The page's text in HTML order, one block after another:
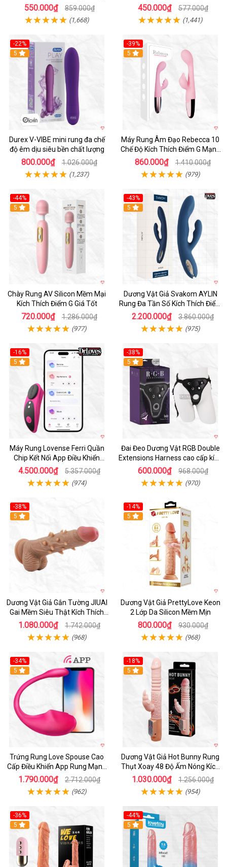
550.000₫ 859.000₫
(1,668)
thích mạnh
450.000₫ 577.000₫
(1,441)
-22%
Hot
5
Durex V-VIBE mini rung đa chế
độ êm dịu siêu bền chất lượng
800.000₫ 1.026.000₫
(1,237)
-39%
Hot
5
Máy Rung Âm Đạo Rebecca 10
Chế Độ Kích Thích Điểm G Mạnh
Mẽ
860.000₫ 1.410.000₫
(979)
-44%
Hot
5
Chày Rung AV Silicon Mềm Mại
Kích Thích Điểm G Giá Tốt
720.000₫ 1.286.000₫
(977)
-43%
Hot
5
Dương Vật Giả Svakom AYLIN
Rung Đa Tần Số Kích Thích Điểm
G
2.200.000₫ 3.860.000₫
(975)
-16%
Hot
5
Máy Rung Lovense Ferri Quần
Chip Kết Nối App Điều Khiển
Thông Minh
4.500.000₫ 5.357.000₫
(974)
-38%
Hot
5
Đai Đeo Dương Vật RGB Double
Extensions Harness cao cấp kích
thích
600.000₫ 968.000₫
(970)
-38%
5
Dương Vật Giả Gắn Tường JIUAI
Gai Mềm Siêu Thật Kích Thích
Cực Đỉnh
1.080.000₫ 1.742.000₫
(968)
-14%
5
Dương Vật Giả PrettyLove Keon
2 Lớp Da Silicon Mềm Mịn
800.000₫ 930.000₫
(968)
-34%
5
Trứng Rung Love Spouse Cao
Cấp Điều Khiển App Rung Mạnh
Đa Chế Độ
1.790.000₫ 2.712.000₫
(962)
-18%
Hot
5
Dương Vật Giả Hot Bunny Rung
Thụt Xoay 48 Độ Ấm Nóng Kích
Thích
1.030.000₫ 1.256.000₫
(954)
-36%
5
-44%
Hot
5